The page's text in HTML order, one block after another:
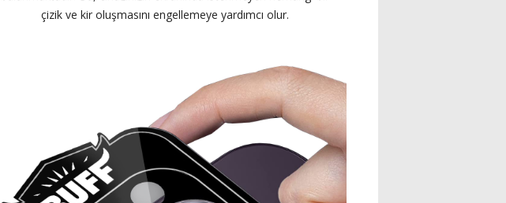
çizik ve kir oluşmasını engellemeye yardımcı olur.